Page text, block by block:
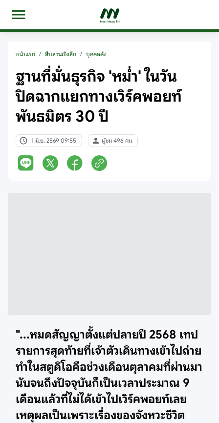
หน้าแรก / สืบสวนเชิงลึก / บุคคลดัง
ฐานที่มั่นธุรกิจ 'หม่ำ' ในวัน
ปิดฉากแยกทางเวิร์คพอยท์
พันธมิตร 30 ปี
1 มิ.ย. 2569 09:55 ผู้ชม 496 คน
"...หมดสัญญาตั้งแต่ปลายปี 2568 เทป
รายการสุดท้ายที่เจ้าตัวเดินทางเข้าไปถ่าย
ทำในสตูดิโอคือช่วงเดือนตุลาคมที่ผ่านมา
นับจนถึงปัจจุบันก็เป็นเวลาประมาณ 9
เดือนแล้วที่ไม่ได้เข้าไปเวิร์คพอยท์เลย
เหตุผลเป็นเพราะเรื่องของจังหวะชีวิต